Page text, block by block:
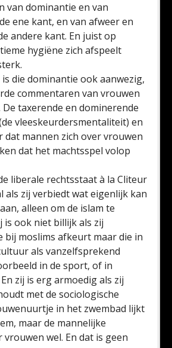
van dominantie en van
ene kant, en van afweer en
andere kant. En juist op
hygiëne zich afspeelt
die dominantie ook aanwezig,
commentaren van vrouwen
taxerende en dominerende
vleeskeurdersmentaliteit) en
dat mannen zich over vrouwen
dat het machtsspel volop
liberale rechtsstaat à la Cliteur
als zij verbiedt wat eigenlijk kan
alleen om de islam te
is ook niet billijk als zij
bij moslims afkeurt maar die in
als vanzelfsprekend
in de sport, of in
zij is erg armoedig als zij
met de sociologische
in het zwembad lijkt
maar de mannelijke
wel. En dat is geen